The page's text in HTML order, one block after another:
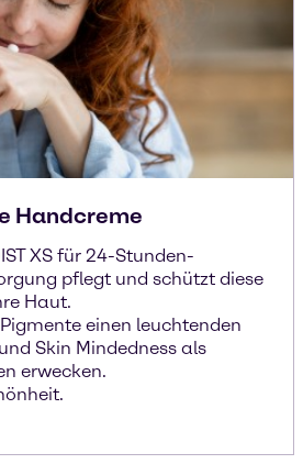
Handcreme
XS für 24-Stunden-
pflegt und schützt diese
Haut.
einen leuchtenden
Skin Mindedness als
erwecken.